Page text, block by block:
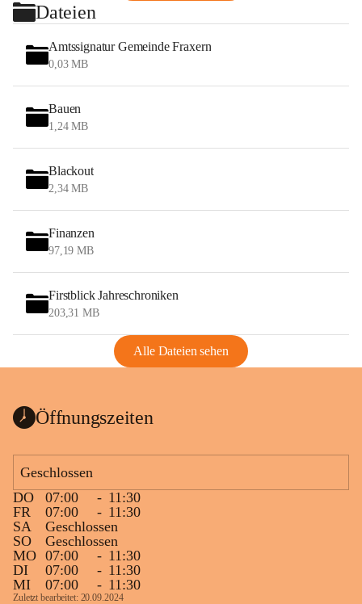
Dateien
Amtssignatur Gemeinde Fraxern
0,03 MB
Bauen
1,24 MB
Blackout
2,34 MB
Finanzen
97,19 MB
Firstblick Jahreschroniken
203,31 MB
Alle Dateien sehen
Öffnungszeiten
Geschlossen
DO
07:00 - 11:30
FR
07:00 - 11:30
SA
Geschlossen
SO
Geschlossen
MO 07:00 - 11:30
DI
07:00 - 11:30
MI
07:00 - 11:30
Zuletzt bearbeitet: 20.09.2024